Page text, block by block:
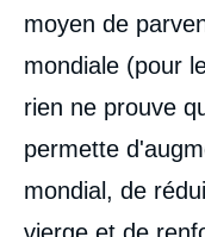
moyen de
mondiale (pour
rien ne prouve
permette
mondial, de